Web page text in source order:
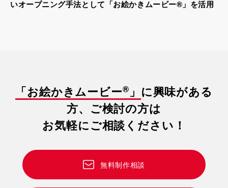
いオープニング手法として「お絵かきムービー®」を活用
「お絵かきムービー® 」 に興味がある
方、ご検討の方は
お気軽にご相談ください！
無料制作相談